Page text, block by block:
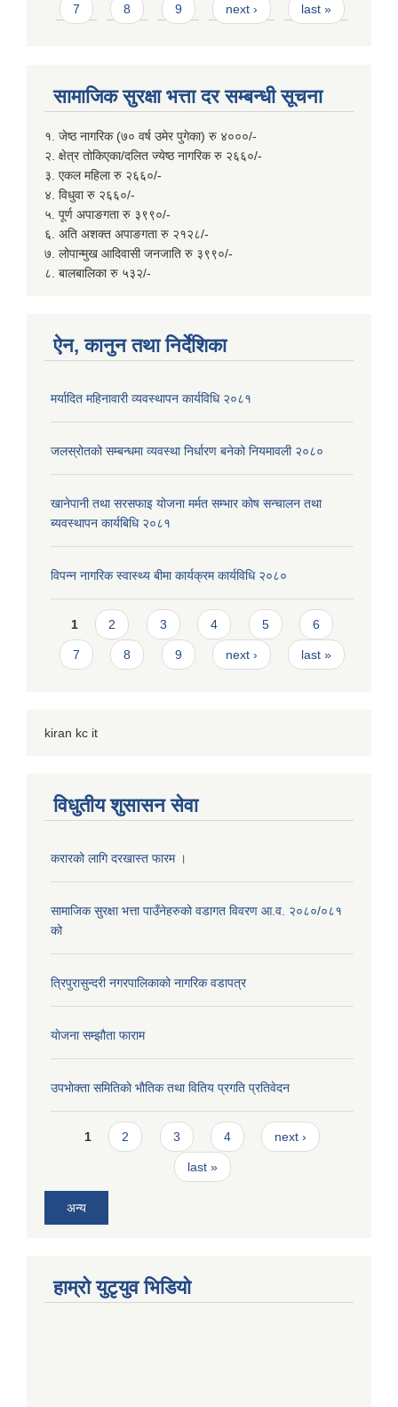
7 8 9 next › last »
सामाजिक सुरक्षा भत्ता दर सम्बन्धी सूचना
१. जेष्ठ नागरिक (७० वर्ष उमेर पुगेका) रु ४०००/-
२. क्षेत्र तोकिएका/दलित ज्येष्ठ नागरिक रु २६६०/-
३. एकल महिला रु २६६०/-
४. विधुवा रु २६६०/-
५. पूर्ण अपाङगता रु ३९९०/-
६. अति अशक्त अपाङगता रु २१२८/-
७. लोपान्मुख आदिवासी जनजाति रु ३९९०/-
८. बालबालिका रु ५३२/-
ऐन, कानुन तथा निर्देशिका
मर्यादित महिनावारी व्यवस्थापन कार्यविधि २०८१
जलस्रोतको सम्बन्धमा व्यवस्था निर्धारण बनेको नियमावली २०८०
खानेपानी तथा सरसफाइ योजना मर्मत सम्भार कोष सन्चालन तथा
ब्यवस्थापन कार्यबिधि २०८१
विपन्न नागरिक स्वास्थ्य बीमा कार्यक्रम कार्यविधि २०८०
Pages
1 2 3 4 5 6
7 8 9 next › last »
kiran kc it
विधुतीय शुसासन सेवा
करारको लागि दरखास्त फारम ।
सामाजिक सुरक्षा भत्ता पाउँनेहरुको वडागत विवरण आ.व. २०८०/०८१
को
त्रिपुरासुन्दरी नगरपालिकाको नागरिक वडापत्र
याेजना सम्झौता फाराम
उपभाेक्ता समितिकाे भाैतिक तथा वितिय प्रगति प्रतिवेदन
Pages
1 2 3 4 next ›
last »
अन्य
हाम्राे युटृयुव भिडियाे